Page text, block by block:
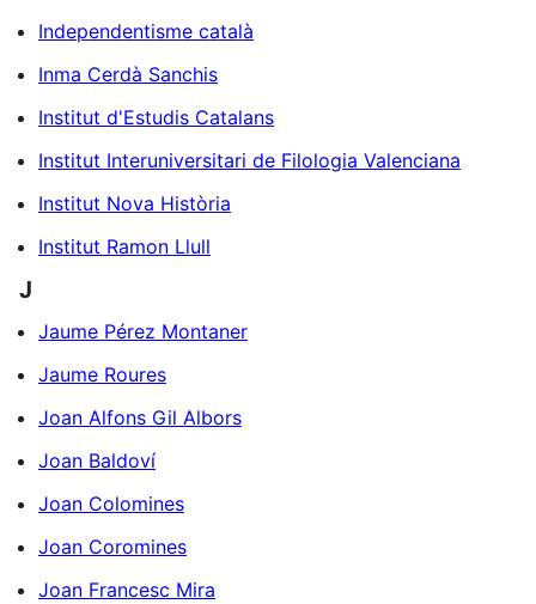
Independentisme català
Inma Cerdà Sanchis
Institut d'Estudis Catalans
Institut Interuniversitari de Filologia Valenciana
Institut Nova Història
Institut Ramon Llull
J
Jaume Pérez Montaner
Jaume Roures
Joan Alfons Gil Albors
Joan Baldoví
Joan Colomines
Joan Coromines
Joan Francesc Mira